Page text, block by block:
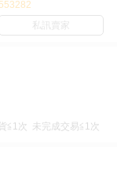
私訊賣家
≦1次 未完成交易≦1次